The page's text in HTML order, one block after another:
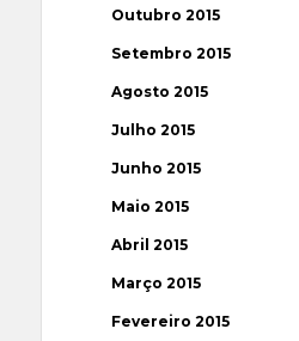
Outubro 2015
Setembro 2015
Agosto 2015
Julho 2015
Junho 2015
Maio 2015
Abril 2015
Março 2015
Fevereiro 2015